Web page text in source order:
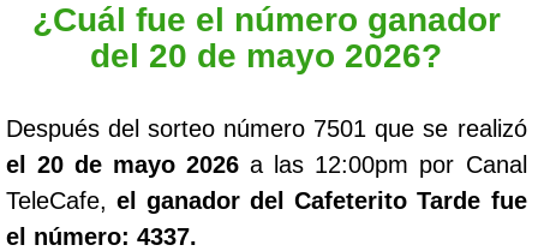
¿Cuál fue el número ganador
del 20 de mayo 2026?
Después del sorteo número 7501 que se realizó
el 20 de mayo 2026 a las 12:00pm por Canal
TeleCafe,el ganador del Cafeterito Tarde fue
el número: 4337.